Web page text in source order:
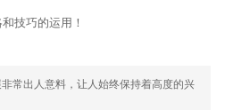
统举手的答题方式，课堂气氛活跃，学
技巧的运用！
非常出人意料，让人始终保持着高度的兴